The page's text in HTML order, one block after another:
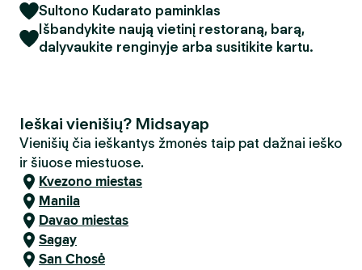
Sultono Kudarato paminklas
Išbandykite naują vietinį restoraną, barą,
dalyvaukite renginyje arba susitikite kartu.
Ieškai vienišių? Midsayap
Vienišių čia ieškantys žmonės taip pat dažnai ieško
ir šiuose miestuose.
Kvezono miestas
Manila
Davao miestas
Sagay
San Chosė